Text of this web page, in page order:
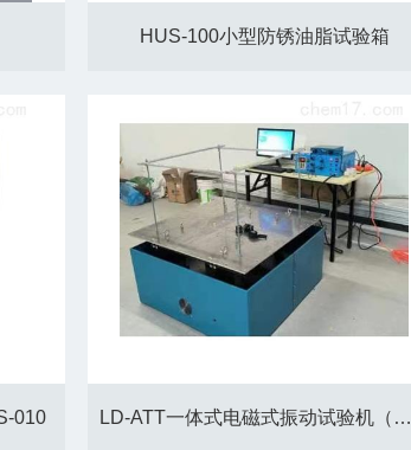
HUS-100小型防锈油脂试验箱
010 LD-ATT一体式电磁式振动试验机（四度.六度）